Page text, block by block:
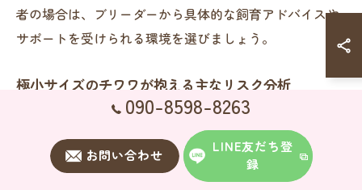
者の場合は、ブリーダーから具体的な飼育アドバイスや
サポートを受けられる環境を選びましょう。
極小サイズのチワワが抱える主なリスク分析
極小チワワは、主に低血糖、骨折、免疫力の低さといっ
た健康リスクを抱えています。特に子犬期は食事を抜か
さないことが重要で、体重管理や成長の記録をこまめに
090-8598-8263
お問い合わせ
LINE友だち登
録